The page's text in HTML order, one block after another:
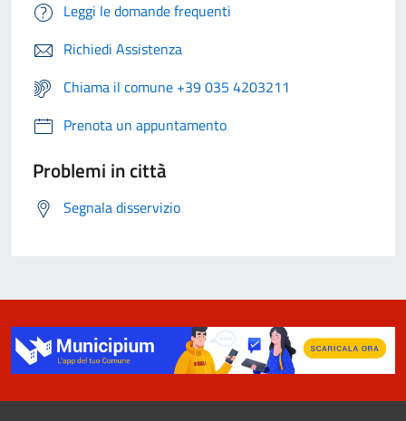
Leggi le domande frequenti
Richiedi Assistenza
Chiama il comune +39 035 4203211
Prenota un appuntamento
Problemi in città
Segnala disservizio